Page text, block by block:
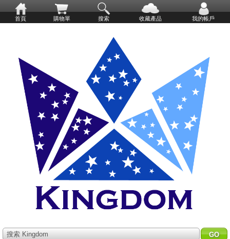
首頁 購物單 搜索 收藏產品 我的帳戶
搜索 Kingdom